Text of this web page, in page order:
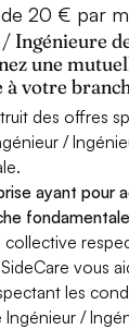
20 € par
Ingénieure
une
à votre
des offres
/
ayant pour
fondamentale
collective
vous
les
/